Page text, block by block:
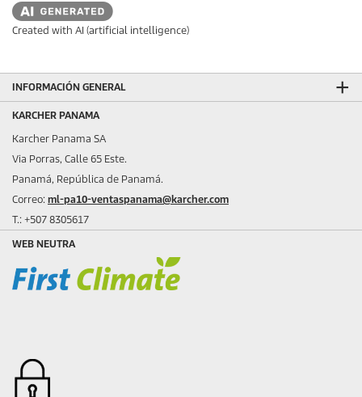
Created with AI (artificial intelligence)
INFORMACIÓN GENERAL
KARCHER PANAMA
Karcher Panama SA
Via Porras, Calle 65 Este.
Panamá, República de Panamá.
Correo: ml-pa10-ventaspanama@karcher.com
T.: +507 8305617
WEB NEUTRA